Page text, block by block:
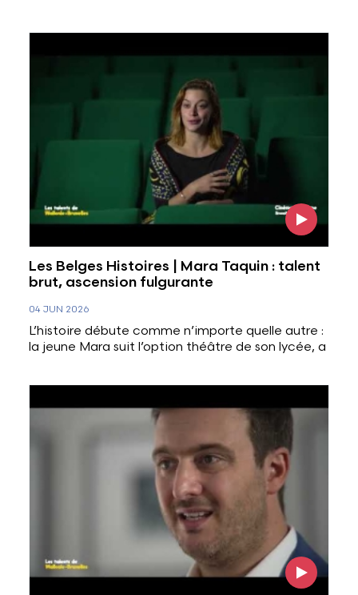
Les Belges Histoires | Mara Taquin : talent
brut, ascension fulgurante
04 JUN 2026
L’histoire débute comme n’importe quelle autre :
la jeune Mara suit l’option théâtre de son lycée, a